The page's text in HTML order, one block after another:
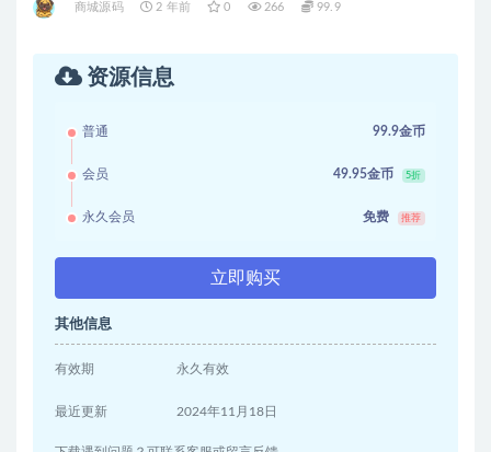
商城源码 2 年前 0 266 99.9
资源信息
普通 99.9金币
会员 49.95金币 5折
永久会员 免费 推荐
立即购买
其他信息
有效期 永久有效
最近更新 2024年11月18日